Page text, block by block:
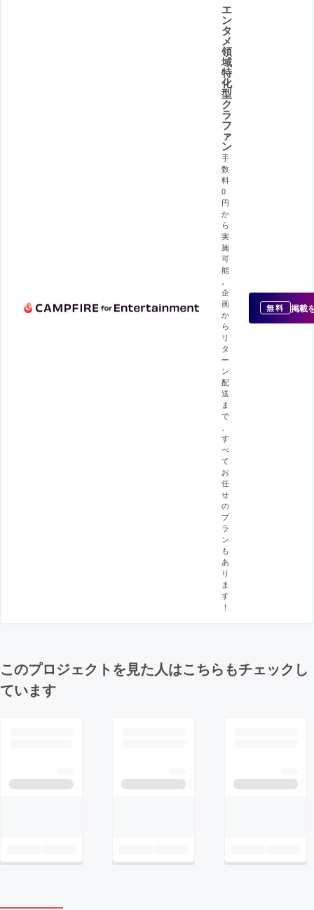
エ
ン
タ
メ
領
域
特
化
型
ク
ラ
フ
ァ
ン
手
数
料
0
円
か
ら
実
施
可
能
企
画
か
ら
リ
タ
ー
ン
配
送
ま
で
す
べ
て
お
任
せ
の
プ
ラ
ン
も
あ
り
ま
す
！
無料 掲載
このプロジェクトを見た人はこちらもチェックし
ています